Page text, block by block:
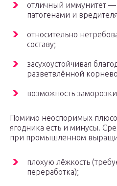
отличный иммунитет —
патогенами и
относительно
составу;
засухоустойчивая
разветвлённой
возможность
Помимо неоспоримых
ягодника есть и минусы.
при промышленном
плохую лёжкость
переработка);